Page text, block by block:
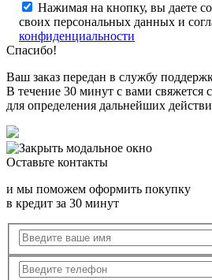
Нажимая на кнопку, вы даете
своих персональных данных и
конфиденциальности
Спасибо!
Ваш заказ передан в службу
В течение 30 минут с вами свяжется
для определения дальнейших
Оставьте контакты
и мы поможем оформить покупку
в кредит за 30 минут